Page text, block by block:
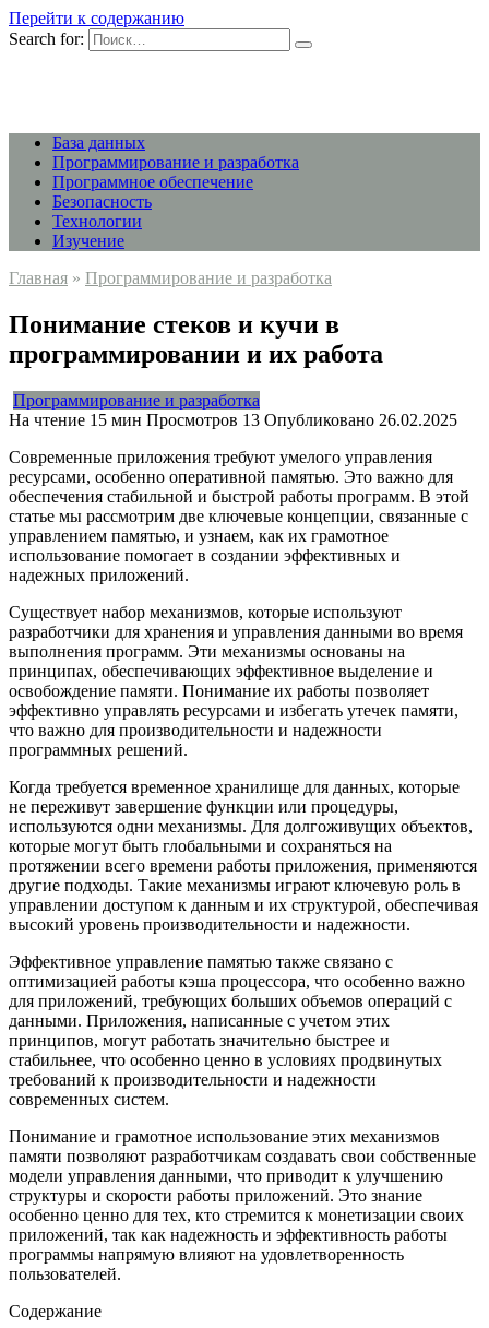
Перейти к содержанию
Search for:
База данных
Программирование и разработка
Программное обеспечение
Безопасность
Технологии
Изучение
Главная » Программирование и разработка
Понимание стеков и кучи в
программировании и их работа
Программирование и разработка
На чтение 15 мин Просмотров 13 Опубликовано 26.02.2025
Современные приложения требуют умелого управления
ресурсами, особенно оперативной памятью. Это важно для
обеспечения стабильной и быстрой работы программ. В этой
статье мы рассмотрим две ключевые концепции, связанные с
управлением памятью, и узнаем, как их грамотное
использование помогает в создании эффективных и
надежных приложений.
Существует набор механизмов, которые используют
разработчики для хранения и управления данными во время
выполнения программ. Эти механизмы основаны на
принципах, обеспечивающих эффективное выделение и
освобождение памяти. Понимание их работы позволяет
эффективно управлять ресурсами и избегать утечек памяти,
что важно для производительности и надежности
программных решений.
Когда требуется временное хранилище для данных, которые
не переживут завершение функции или процедуры,
используются одни механизмы. Для долгоживущих объектов,
которые могут быть глобальными и сохраняться на
протяжении всего времени работы приложения, применяются
другие подходы. Такие механизмы играют ключевую роль в
управлении доступом к данным и их структурой, обеспечивая
высокий уровень производительности и надежности.
Эффективное управление памятью также связано с
оптимизацией работы кэша процессора, что особенно важно
для приложений, требующих больших объемов операций с
данными. Приложения, написанные с учетом этих
принципов, могут работать значительно быстрее и
стабильнее, что особенно ценно в условиях продвинутых
требований к производительности и надежности
современных систем.
Понимание и грамотное использование этих механизмов
памяти позволяют разработчикам создавать свои собственные
модели управления данными, что приводит к улучшению
структуры и скорости работы приложений. Это знание
особенно ценно для тех, кто стремится к монетизации своих
приложений, так как надежность и эффективность работы
программы напрямую влияют на удовлетворенность
пользователей.
Содержание